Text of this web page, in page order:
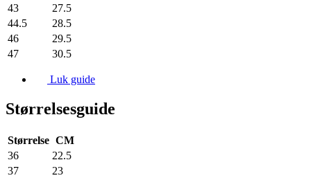
43
27.5
44.5
28.5
46
29.5
47
30.5
Luk guide
Størrelsesguide
Størrelse CM
36
22.5
37
23